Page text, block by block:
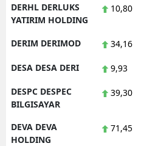
DERHL DERLUKS
YATIRIM HOLDING
10,80
DERIM DERIMOD 34,16
DESA DESA DERI 9,93
DESPC DESPEC
BILGISAYAR
39,30
DEVA DEVA
HOLDING
71,45